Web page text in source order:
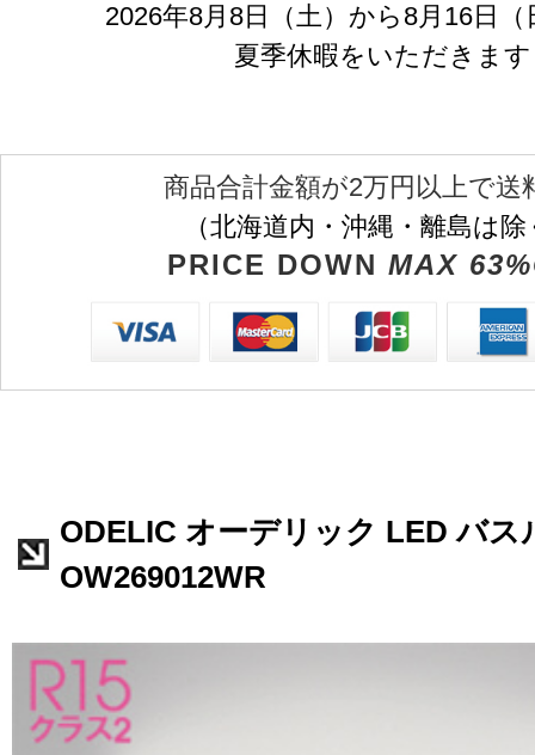
2026年8月8日（土）から8月16日
夏季休暇をいただきます
商品合計金額が2万円以上で送
（北海道内・沖縄・離島は
PRICE DOWN MAX
ODELIC オーデリック LED バス
OW269012WR